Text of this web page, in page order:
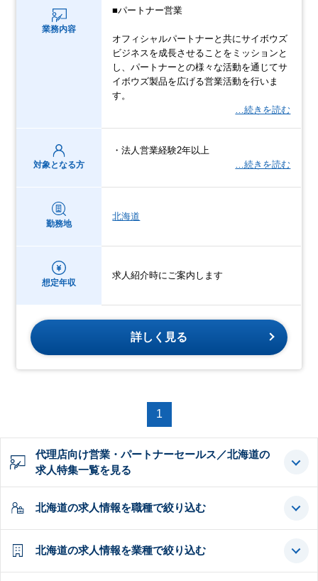
業務内容
■パートナー営業
オフィシャルパートナーと共にサイボウズ
ビジネスを成長させることをミッションと
し、パートナーとの様々な活動を通じてサ
イボウズ製品を広げる営業活動を行いま
す。
…続きを読む
対象となる方
・法人営業経験2年以上
…続きを読む
勤務地
北海道
想定年収
求人紹介時にご案内します
詳しく見る
1
代理店向け営業・パートナーセールス／北海道の
求人特集一覧を見る
北海道の求人情報を職種で絞り込む
北海道の求人情報を業種で絞り込む